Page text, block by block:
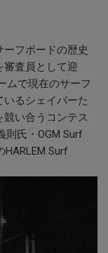
フボードの歴史
査員として迎
ムで現在のサーフ
るシェイパーた
い合うコンテス
則氏・OGM Surf
Surf